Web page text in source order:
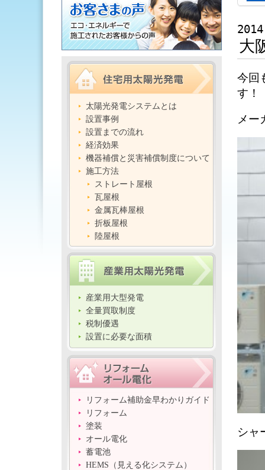
太陽光発電システムとは
設置事例
設置までの流れ
経済効果
機器補償と災害補償制度について
施工方法
ストレート屋根
瓦屋根
金属瓦棒屋根
折板屋根
陸屋根
産業用大型発電
全量買取制度
税制優遇
設置に必要な面積
リフォーム補助金早わかりガイド
リフォーム
塗装
オール電化
蓄電池
HEMS（見える化システム）
大
今回
す！
メー
シャ